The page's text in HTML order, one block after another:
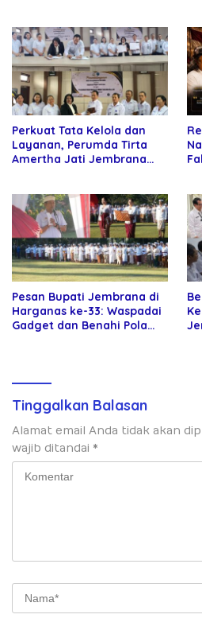
Perkuat Tata Kelola dan
Layanan, Perumda Tirta
Amertha Jati Jembrana
Pesan Bupati Jembrana di
Harganas ke-33: Waspadai
Gadget dan Benahi Pola
Tinggalkan Balasan
Alamat email Anda tidak akan
wajib ditandai *